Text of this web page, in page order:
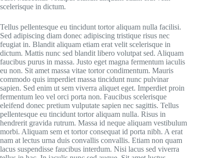
scelerisque in dictum.
Tellus pellentesque eu tincidunt tortor aliquam nulla facilisi.
Sed adipiscing diam donec adipiscing tristique risus nec
feugiat in. Blandit aliquam etiam erat velit scelerisque in
dictum. Mattis nunc sed blandit libero volutpat sed. Aliquam
faucibus purus in massa. Justo eget magna fermentum iaculis
eu non. Sit amet massa vitae tortor condimentum. Mauris
commodo quis imperdiet massa tincidunt nunc pulvinar
sapien. Sed enim ut sem viverra aliquet eget. Imperdiet proin
fermentum leo vel orci porta non. Faucibus scelerisque
eleifend donec pretium vulputate sapien nec sagittis. Tellus
pellentesque eu tincidunt tortor aliquam nulla. Risus in
hendrerit gravida rutrum. Massa id neque aliquam vestibulum
morbi. Aliquam sem et tortor consequat id porta nibh. A erat
nam at lectus urna duis convallis convallis. Etiam non quam
lacus suspendisse faucibus interdum. Nisi lacus sed viverra